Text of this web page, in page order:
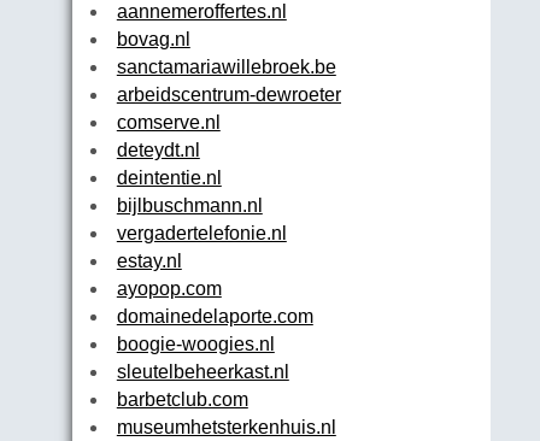
aannemeroffertes.nl
bovag.nl
sanctamariawillebroek.be
arbeidscentrum-dewroeter.be
comserve.nl
deteydt.nl
deintentie.nl
bijlbuschmann.nl
vergadertelefonie.nl
estay.nl
ayopop.com
domainedelaporte.com
boogie-woogies.nl
sleutelbeheerkast.nl
barbetclub.com
museumhetsterkenhuis.nl